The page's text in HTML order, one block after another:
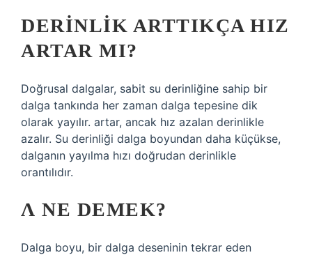
DERINLIK ARTTIKÇA HIZ
ARTAR MI?
Doğrusal dalgalar, sabit su derinliğine sahip bir
dalga tankında her zaman dalga tepesine dik
olarak yayılır. artar, ancak hız azalan derinlikle
azalır. Su derinliği dalga boyundan daha küçükse,
dalganın yayılma hızı doğrudan derinlikle
orantılıdır.
Λ NE DEMEK?
Dalga boyu, bir dalga deseninin tekrar eden